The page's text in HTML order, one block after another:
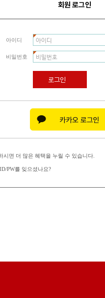
회원 로그인
아이디
비밀번호
로그인
시면 더 많은 혜택을 누릴 수 있습니다.
PW를 잊으셨나요?